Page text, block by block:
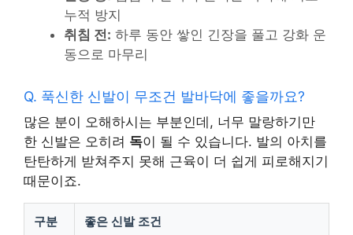
누적 방지
취침 전: 하루 동안 쌓인 긴장을 풀고 강화 운
동으로 마무리
Q. 푹신한 신발이 무조건 발바닥에 좋을까요?
많은 분이 오해하시는 부분인데, 너무 말랑하기만
한 신발은 오히려 독이 될 수 있습니다. 발의 아치를
탄탄하게 받쳐주지 못해 근육이 더 쉽게 피로해지기
때문이죠.
구분 좋은 신발 조건